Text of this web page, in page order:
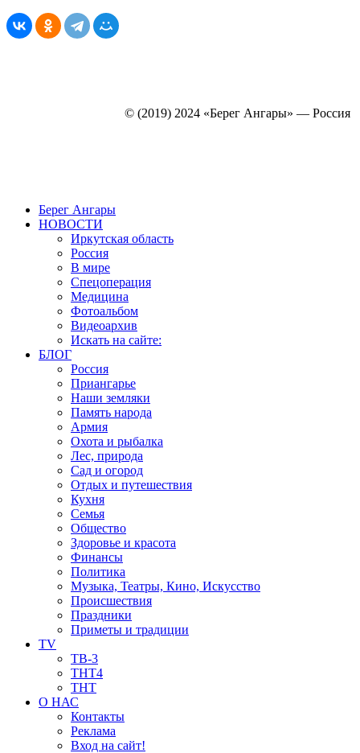
© (2019) 2024 «Берег Ангары» — Россия
Берег Ангары
НОВОСТИ
Иркутская область
Россия
В мире
Спецоперация
Медицина
Фотоальбом
Видеоархив
Искать на сайте:
БЛОГ
Россия
Приангарье
Наши земляки
Память народа
Армия
Охота и рыбалка
Лес, природа
Сад и огород
Отдых и путешествия
Кухня
Семья
Общество
Здоровье и красота
Финансы
Политика
Музыка, Театры, Кино, Искусство
Происшествия
Праздники
Приметы и традиции
TV
ТВ-3
ТНТ4
ТНТ
О НАС
Контакты
Реклама
Вход на сайт!